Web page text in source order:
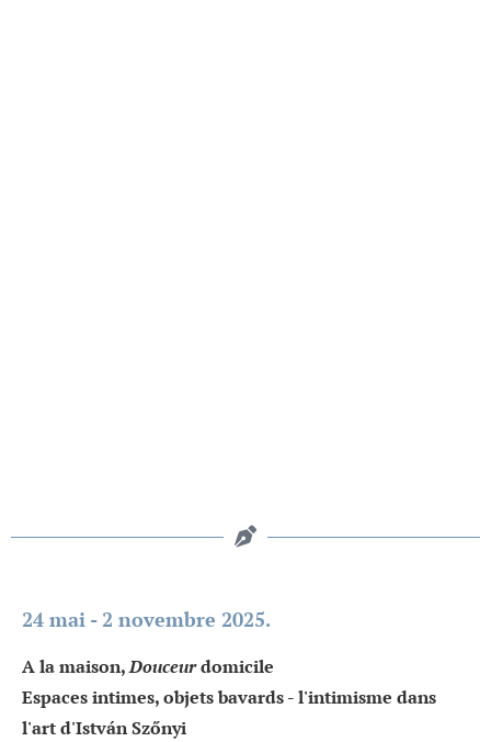
24 mai - 2 novembre 2025.
A la maison,Douceurdomicile
Espaces intimes, objets bavards - l'intimisme dans
l'art d'István Szőnyi